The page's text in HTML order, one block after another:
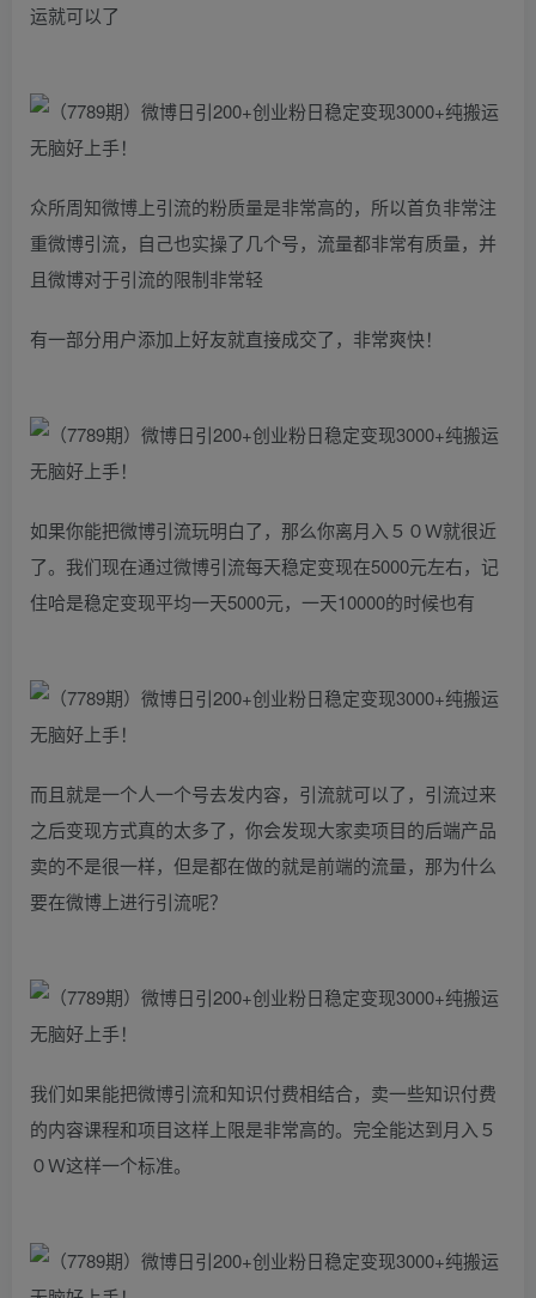
运就可以了
众所周知微博上引流的粉质量是非常高的，所以首负非常注
重微博引流，自己也实操了几个号，流量都非常有质量，并
且微博对于引流的限制非常轻
有一部分用户添加上好友就直接成交了，非常爽快！
如果你能把微博引流玩明白了，那么你离月入５０Ｗ就很近
了。我们现在通过微博引流每天稳定变现在5000元左右，记
住哈是稳定变现平均一天5000元，一天10000的时候也有
而且就是一个人一个号去发内容，引流就可以了，引流过来
之后变现方式真的太多了，你会发现大家卖项目的后端产品
卖的不是很一样，但是都在做的就是前端的流量，那为什么
要在微博上进行引流呢？
我们如果能把微博引流和知识付费相结合，卖一些知识付费
的内容课程和项目这样上限是非常高的。完全能达到月入５
０Ｗ这样一个标准。